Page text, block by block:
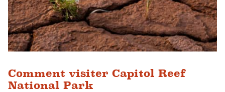
Comment visiter Capitol Reef
National Park